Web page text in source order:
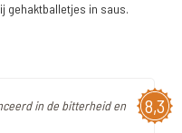
gehaktballetjes in saus.
8,3
in de bitterheid en